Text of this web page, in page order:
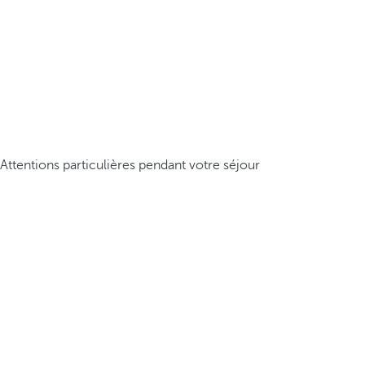
Attentions particulières pendant votre séjour